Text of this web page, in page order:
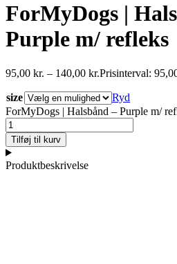
ForMyDogs |
Purple m/ refleks
95,00 kr. – 140,00 kr.Prisinterval:
size
Ryd
ForMyDogs | Halsbånd – Purple m/
Tilføj til kurv
Produktbeskrivelse